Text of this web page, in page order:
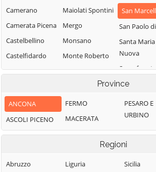
Camerano
Camerata Picena
Castelbellino
Castelfidardo
Castelleone di
Castelplanio
Cerreto d'Esi
Maiolati Spontini
Mergo
Monsano
Monte Roberto
Monte San Vito
Montecarotto
Montemarciano
Morro d'Alba
Numana
Osimo
San
San Paolo di
Santa Maria
Nuova
Senigallia
Serra San
Sirolo
Staffolo
Trecastelli
Province
ANCONA
ASCOLI PICENO
FERMO
MACERATA
PESARO E
URBINO
Regioni
Abruzzo
Liguria
Sicilia